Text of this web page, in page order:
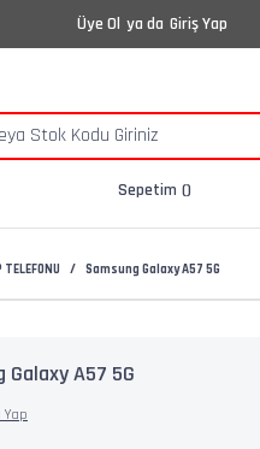
Üye Ol ya da Giriş Yap
Sepetim
TELEFONU Samsung Galaxy A57 5G
Galaxy A57 5G
Yap